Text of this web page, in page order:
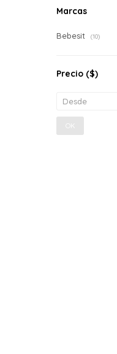
Marcas
Bebesit (10)
Precio ($)
OK